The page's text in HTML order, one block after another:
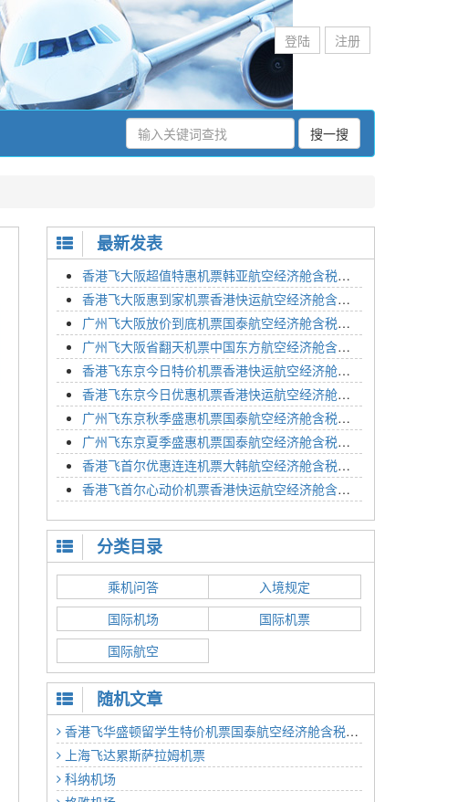
登陆 注册
搜一搜
最新发表
香港飞大阪超值特惠机票韩亚航空经济舱含税价格2295元2023年01月26日
香港飞大阪惠到家机票香港快运航空经济舱含税价格1648元2023年01月26日
广州飞大阪放价到底机票国泰航空经济舱含税价格3054元2023年01月26日
广州飞大阪省翻天机票中国东方航空经济舱含税价格2133元2023年01月26日
香港飞东京今日特价机票香港快运航空经济舱含税价格1762元2023年01月26日
香港飞东京今日优惠机票香港快运航空经济舱含税价格1545元2023年01月26日
广州飞东京秋季盛惠机票国泰航空经济舱含税价格4054元2023年01月26日
广州飞东京夏季盛惠机票国泰航空经济舱含税价格2614元2023年01月26日
香港飞首尔优惠连连机票大韩航空经济舱含税价格1350元2023年01月24日
香港飞首尔心动价机票香港快运航空经济舱含税价格1186元2023年01月24日
分类目录
乘机问答
入境规定
国际机场
国际机票
国际航空
随机文章
香港飞华盛顿留学生特价机票国泰航空经济舱含税价格6105元2022年12月28日
上海飞达累斯萨拉姆机票
科纳机场